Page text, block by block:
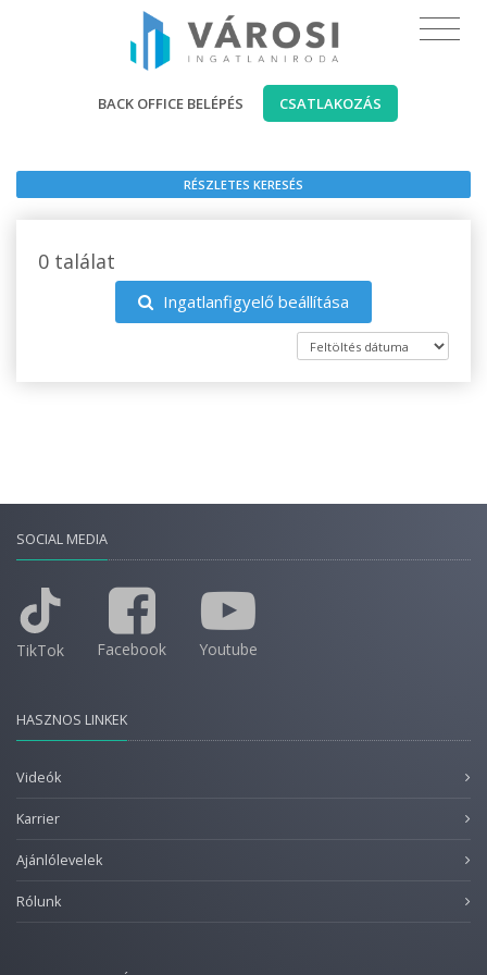
BACK OFFICE BELÉPÉS CSATLAKOZÁS
RÉSZLETES KERESÉS
0 találat
Ingatlanfigyelő beállítása
SOCIAL MEDIA
TikTok Facebook Youtube
HASZNOS LINKEK
Videók
Karrier
Ajánlólevelek
Rólunk